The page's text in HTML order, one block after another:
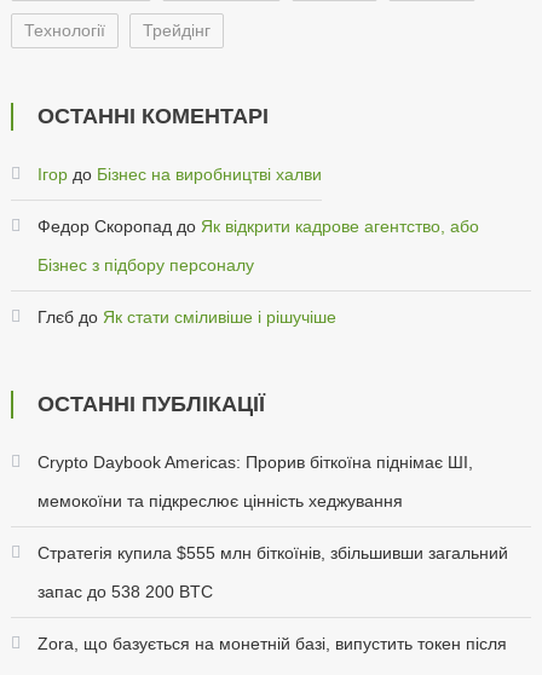
Технології Трейдінг
ОСТАННІ КОМЕНТАРІ
Ігордо Бізнес на виробництві халви
Федор Скоропаддо Як відкрити кадрове агентство, або
Бізнес з підбору персоналу
Глєбдо Як стати сміливіше і рішучіше
ОСТАННІ ПУБЛІКАЦІЇ
Crypto Daybook Americas: Прорив біткоїна піднімає ШІ,
мемокоїни та підкреслює цінність хеджування
Стратегія купила $555 млн біткоїнів, збільшивши загальний
запас до 538 200 BTC
Zora, що базується на монетній базі, випустить токен після